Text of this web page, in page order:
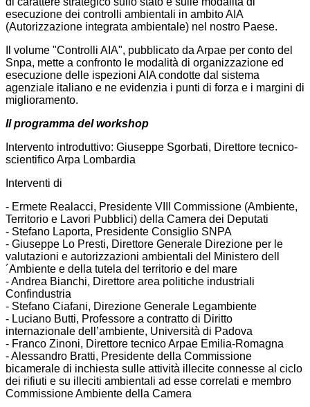
esecuzione dei controlli ambientali in ambito AIA
(Autorizzazione integrata ambientale) nel nostro Paese.
Il volume "Controlli AIA", pubblicato da Arpae per conto del
Snpa, mette a confronto le modalità di organizzazione ed
esecuzione delle ispezioni AIA condotte dal sistema
agenziale italiano e ne evidenzia i punti di forza e i margini di
miglioramento.
Il programma del workshop
Intervento introduttivo: Giuseppe Sgorbati, Direttore tecnico-
scientifico Arpa Lombardia
Interventi di
- Ermete Realacci, Presidente VIII Commissione (Ambiente,
Territorio e Lavori Pubblici) della Camera dei Deputati
- Stefano Laporta, Presidente Consiglio SNPA
- Giuseppe Lo Presti, Direttore Generale Direzione per le
valutazioni e autorizzazioni ambientali del Ministero dell
´Ambiente e della tutela del territorio e del mare
- Andrea Bianchi, Direttore area politiche industriali
Confindustria
- Stefano Ciafani, Direzione Generale Legambiente
- Luciano Butti, Professore a contratto di Diritto
internazionale dell’ambiente, Università di Padova
- Franco Zinoni, Direttore tecnico Arpae Emilia-Romagna
- Alessandro Bratti, Presidente della Commissione
bicamerale di inchiesta sulle attività illecite connesse al ciclo
dei rifiuti e su illeciti ambientali ad esse correlati e membro
Commissione Ambiente della Camera